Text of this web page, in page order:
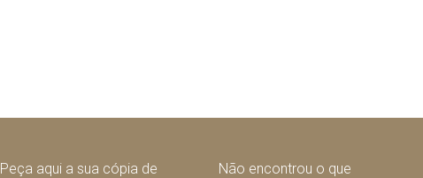
Peça aqui a sua cópia de
Não encontrou o que